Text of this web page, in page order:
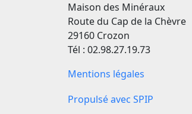
Maison des Minéraux
Route du Cap de la Chèvre
29160 Crozon
Tél : 02.98.27.19.73
Mentions légales
Propulsé avec SPIP